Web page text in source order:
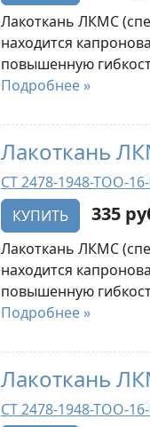
Лакоткань ЛКМС
находится
повышенную
Подробнее »
Лакоткань
СТ 2478-1948-ТОО-
КУПИТЬ
335
Лакоткань ЛКМС
находится
повышенную
Подробнее »
Лакоткань
СТ 2478-1948-ТОО-